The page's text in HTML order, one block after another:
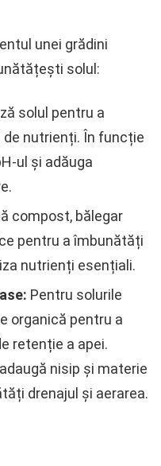
unei grădini
solul:
solul pentru a
de nutrienți. În funcție
ul și adăuga
compost, bălegar
pentru a îmbunătăți
nutrienți esențiali.
Pentru solurile
organică pentru a
retenție a apei.
nisip și materie
drenajul și aerarea.